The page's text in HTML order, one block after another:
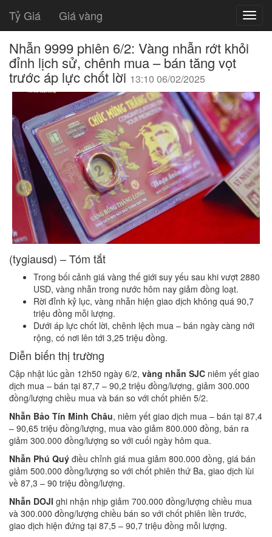
Tỷ Giá Giá vàng
Nhẫn 9999 phiên 6/2: Vàng nhẫn rớt khỏi
đỉnh lịch sử, chênh mua – bán tăng vọt
trước áp lực chốt lời 13:10 06/02/2025
(tygiausd) – Tóm tắt
Trong bối cảnh giá vàng thế giới suy yếu sau khi vượt 2880
USD, vàng nhẫn trong nước hôm nay giảm đồng loạt.
Rời đỉnh kỷ lục, vàng nhẫn hiện giao dịch không quá 90,7
triệu đồng mỗi lượng.
Dưới áp lực chốt lời, chênh lệch mua – bán ngày càng nới
rộng, có nơi lên tới 3,25 triệu đồng.
Diễn biến thị trường
Cập nhật lúc gần 12h50 ngày 6/2, vàng nhẫn SJC niêm yết giao
dịch mua – bán tại 87,7 – 90,2 triệu đồng/lượng, giảm 300.000
đồng/lượng chiều mua và bán so với chốt phiên 5/2.
Nhẫn Bảo Tín Minh Châu, niêm yết giao dịch mua – bán tại 87,4
– 90,65 triệu đồng/lượng, mua vào giảm 800.000 đồng, bán ra
giảm 300.000 đồng/lượng so với cuối ngày hôm qua.
Nhẫn Phú Quý điều chỉnh giá mua giảm 800.000 đồng, giá bán
giảm 500.000 đồng/lượng so với chốt phiên thứ Ba, giao dịch lùi
về 87,3 – 90 triệu đồng/lượng.
Nhẫn DOJI ghi nhận nhịp giảm 700.000 đồng/lượng chiều mua
và 300.000 đồng/lượng chiều bán so với chốt phiên liền trước,
giao dịch hiện đứng tại 87,5 – 90,7 triệu đồng mỗi lượng.